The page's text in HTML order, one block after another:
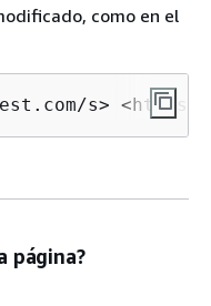
como en el
s>
página?